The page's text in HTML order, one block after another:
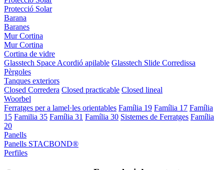
Protecció Solar
Barana
Baranes
Mur Cortina
Mur Cortina
Cortina de vidre
Glasstech Space Acordió apilable Glasstech Slide Corredissa
Pèrgoles
Tanques exteriors
Closed Corredera Closed practicable Closed lineal
Woorbel
Ferratges per a lamel·les orientables Família 19 Família 17 Família
15 Familia 35 Família 31 Família 30 Sistemes de Ferratges Família
20
Panells
Panells STACBOND®
Perfiles